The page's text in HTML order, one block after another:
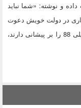
و نوشته: «شما نباید
در دولت خویش دعوت
کنید که ننگ وطن‌فروشی در فتنه امریکایی- اسرائیلی 88 را بر پیشانی دارند،